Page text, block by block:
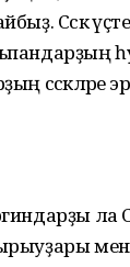
Сәскә
сәскәләре
ла